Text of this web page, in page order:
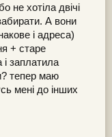
не хотіла двічі
А вони
і адреса)
+ старе
заплатила
тепер маю
мені до інших